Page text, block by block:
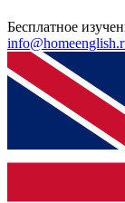
Бесплатное